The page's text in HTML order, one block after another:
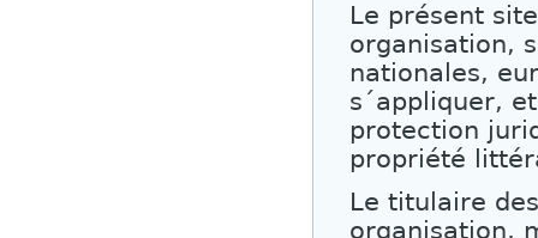
Le présent
organisation,
nationales,
s´appliquer,
protection
propriété
Le titulaire
organisation,